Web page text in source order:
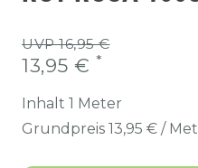
UVP 16,95 €
13,95 € *
Inhalt 1 Meter
Grundpreis 13,95 € /